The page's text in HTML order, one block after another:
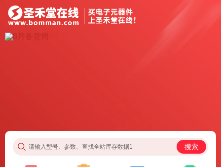
请输入型号、参数、查找全站库存数据1 搜索